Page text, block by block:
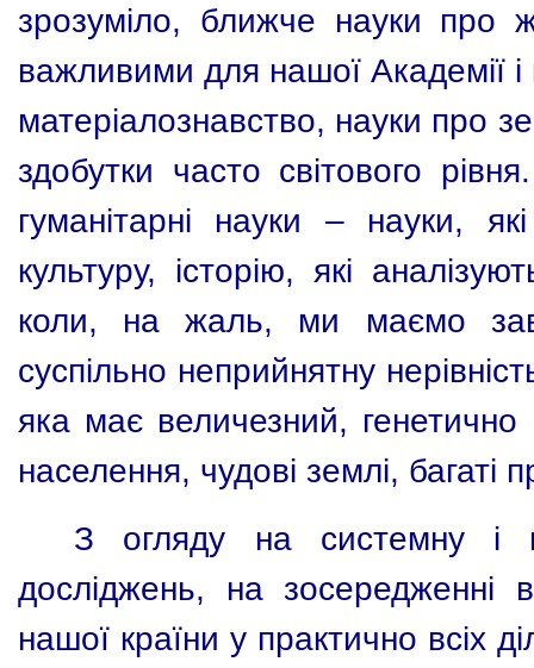
зрозуміло, ближче науки про
важливими для нашої Академії і
матеріалознавство, науки про
здобутки часто світового
гуманітарні науки – науки,
культуру, історію, які
коли, на жаль, ми маємо
суспільно неприйнятну
яка має величезний, генетично
населення, чудові землі, багаті
З огляду на системну і
досліджень, на зосередженні
нашої країни у практично всіх